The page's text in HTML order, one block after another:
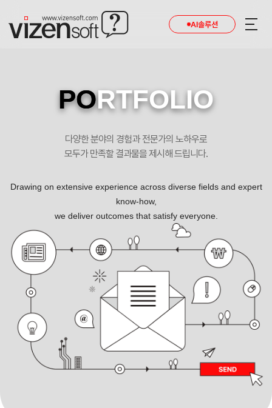
AI솔루션
PORTFOLIO
다양한 분야의 경험과 전문가의 노하우로
모두가 만족할 결과물을 제시해 드립니다.
Drawing on extensive experience across diverse fields and expert
know-how,
we deliver outcomes that satisfy everyone.